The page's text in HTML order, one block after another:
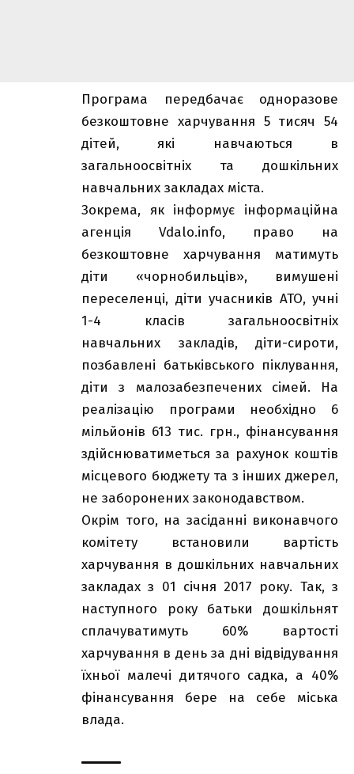
Програма передбачає одноразове
безкоштовне харчування 5 тисяч 54
дітей, які навчаються в
загальноосвітніх та дошкільних
навчальних закладах міста.
Зокрема, як інформує інформаційна
агенція Vdalo.info, право на
безкоштовне харчування матимуть
діти «чорнобильців», вимушені
переселенці, діти учасників АТО, учні
1-4 класів загальноосвітніх
навчальних закладів, діти-сироти,
позбавлені батьківського піклування,
діти з малозабезпечених сімей. На
реалізацію програми необхідно 6
мільйонів 613 тис. грн., фінансування
здійснюватиметься за рахунок коштів
місцевого бюджету та з інших джерел,
не заборонених законодавством.
Окрім того, на засіданні виконавчого
комітету встановили вартість
харчування в дошкільних навчальних
закладах з 01 січня 2017 року. Так, з
наступного року батьки дошкільнят
сплачуватимуть 60% вартості
харчування в день за дні відвідування
їхньої малечі дитячого садка, а 40%
фінансування бере на себе міська
влада.